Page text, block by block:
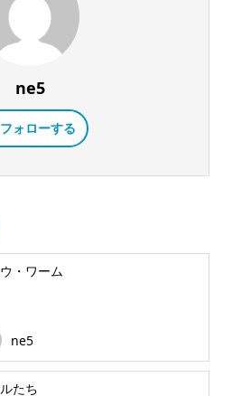
ne5
フォローする
・ワーム
ne5
たち